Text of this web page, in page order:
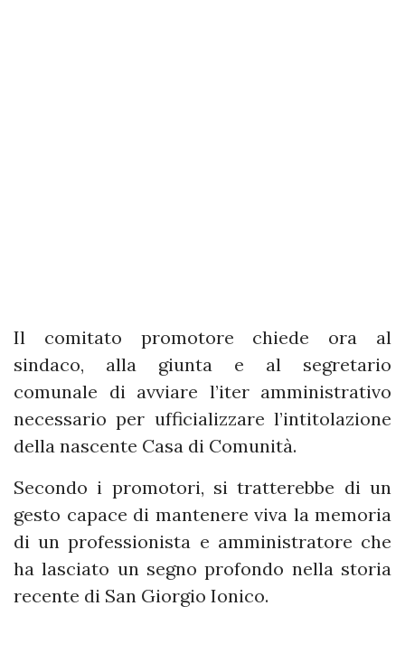
Il comitato promotore chiede ora al
sindaco, alla giunta e al segretario
comunale di avviare l’iter amministrativo
necessario per ufficializzare l’intitolazione
della nascente Casa di Comunità.
Secondo i promotori, si tratterebbe di un
gesto capace di mantenere viva la memoria
di un professionista e amministratore che
ha lasciato un segno profondo nella storia
recente di San Giorgio Ionico.